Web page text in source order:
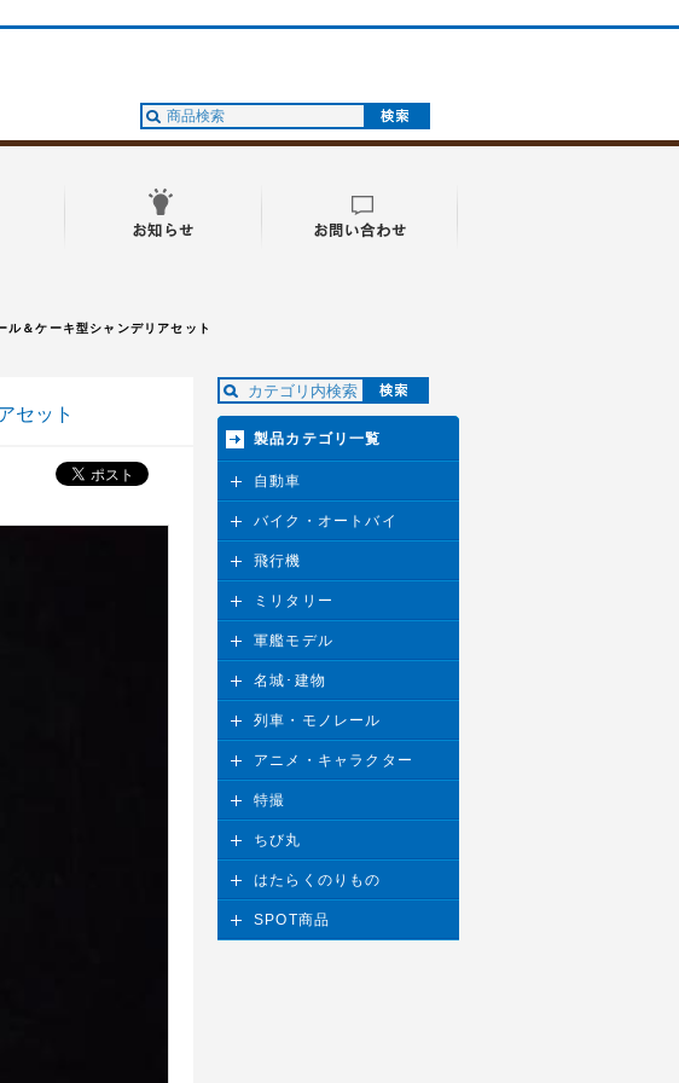
＆ケーキ型シャンデリアセット
セット
製品カテゴリ一覧
自動車
バイク・オートバイ
飛行機
ミリタリー
軍艦モデル
名城･建物
列車・モノレール
アニメ・キャラクター
特撮
ちび丸
はたらくのりもの
SPOT商品